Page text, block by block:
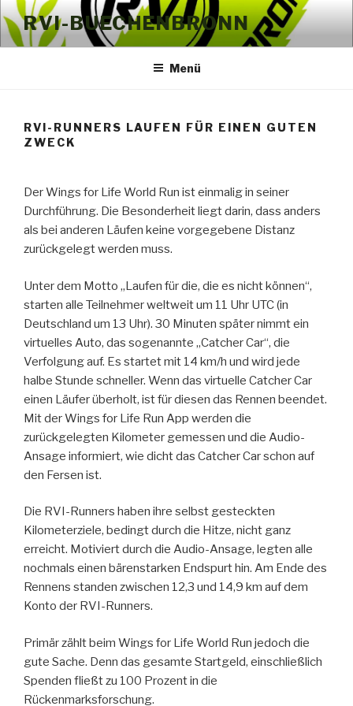
Zum
Inhalt
springen
RVI-BUECHENBRONN
Menü
RVI-RUNNERS LAUFEN FÜR EINEN GUTEN
ZWECK
Der Wings for Life World Run ist einmalig in seiner
Durchführung. Die Besonderheit liegt darin, dass anders
als bei anderen Läufen keine vorgegebene Distanz
zurückgelegt werden muss.
Unter dem Motto „Laufen für die, die es nicht können“,
starten alle Teilnehmer weltweit um 11 Uhr UTC (in
Deutschland um 13 Uhr). 30 Minuten später nimmt ein
virtuelles Auto, das sogenannte „Catcher Car“, die
Verfolgung auf. Es startet mit 14 km/h und wird jede
halbe Stunde schneller. Wenn das virtuelle Catcher Car
einen Läufer überholt, ist für diesen das Rennen beendet.
Mit der Wings for Life Run App werden die
zurückgelegten Kilometer gemessen und die Audio-
Ansage informiert, wie dicht das Catcher Car schon auf
den Fersen ist.
Die RVI-Runners haben ihre selbst gesteckten
Kilometerziele, bedingt durch die Hitze, nicht ganz
erreicht. Motiviert durch die Audio-Ansage, legten alle
nochmals einen bärenstarken Endspurt hin. Am Ende des
Rennens standen zwischen 12,3 und 14,9 km auf dem
Konto der RVI-Runners.
Primär zählt beim Wings for Life World Run jedoch die
gute Sache. Denn das gesamte Startgeld, einschließlich
Spenden fließt zu 100 Prozent in die
Rückenmarksforschung.